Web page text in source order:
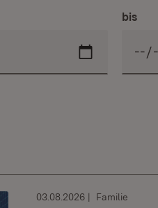
bis
03.08.2026 Familie